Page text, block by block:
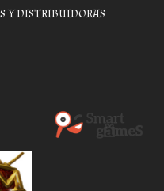
Y DISTRIBUIDORAS